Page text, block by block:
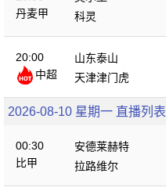
丹麦甲
科灵
20:00
中超
山东泰山
天津津门虎
2026-08-10 星期一 直播列表
00:30
比甲
安德莱赫特
拉路维尔